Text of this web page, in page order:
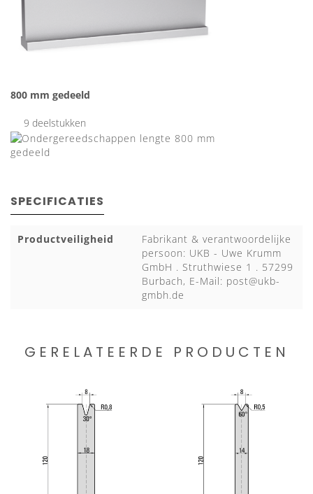
800 mm gedeeld
9 deelstukken
SPECIFICATIES
Productveiligheid
Fabrikant & verantwoordelijke
persoon: UKB - Uwe Krumm
GmbH . Struthwiese 1 . 57299
Burbach, E-Mail: post@ukb-
gmbh.de
GERELATEERDE PRODUCTEN